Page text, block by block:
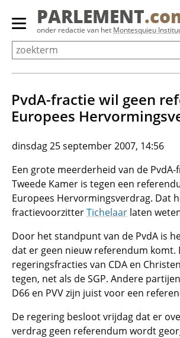
Overslaan
Primair
menu
tonen/verbergen
PARLEMENT
onder redactie van het Montesquieu
PvdA-fractie wil geen
Europees
dinsdag 25 september 2007, 14:56
Een grote meerderheid van de
Tweede Kamer is tegen een
Europees Hervormingsverdrag. Dat
fractievoorzitterTichelaar laten
Door het standpunt van de PvdA is
dat er geen nieuw referendum komt.
regeringsfracties van CDA en
tegen, net als de SGP. Andere
D66 en PVV zijn juist voor een
De regering besloot vrijdag dat er
verdrag geen referendum wordt